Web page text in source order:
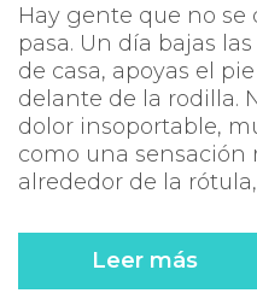
Hay gente que no
pasa. Un día bajas
de casa, apoyas el
delante de la rodilla.
dolor insoportable,
como una sensación
alrededor de la
Leer más